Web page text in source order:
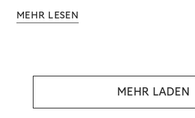
MEHR LESEN
MEHR LADEN